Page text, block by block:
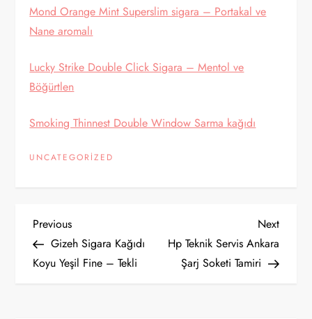
Mond Orange Mint Superslim sigara – Portakal ve
Nane aromalı
Lucky Strike Double Click Sigara – Mentol ve
Böğürtlen
Smoking Thinnest Double Window Sarma kağıdı
UNCATEGORIZED
Y
a
Previous
Post
Previous
Gizeh Sigara Kağıdı
Koyu Yeşil Fine – Tekli
Next
Post
Next
Hp Teknik Servis Ankara
Şarj Soketi Tamiri